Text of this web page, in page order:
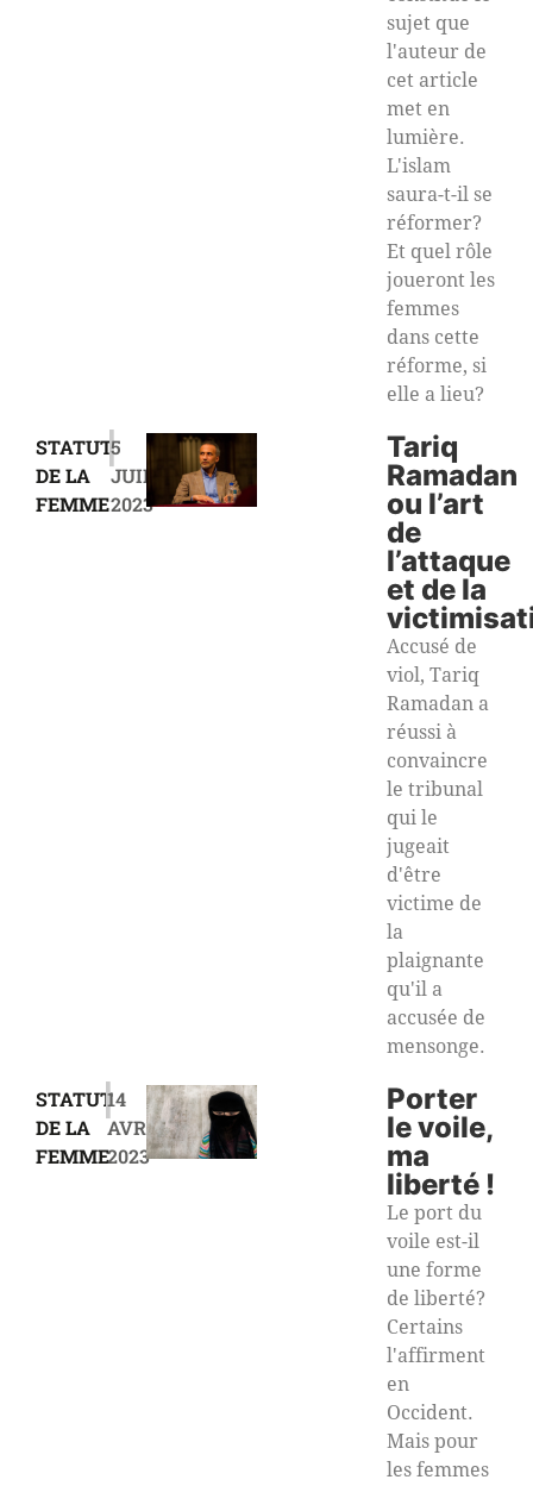
sujet que
l'auteur de
cet article
met en
lumière.
L'islam
saura-t-il se
réformer?
Et quel rôle
joueront les
femmes
dans cette
réforme, si
elle a lieu?
STATUT
DE LA
FEMME
|
5
JUIN
2023
Tariq
Ramadan
ou l’art
de
l’attaque
et de la
Accusé de
viol, Tariq
Ramadan a
réussi à
convaincre
le tribunal
qui le
jugeait
d'être
victime de
la
plaignante
qu'il a
accusée de
mensonge.
STATUT
DE LA
FEMME
|14
AVRIL
2023
Porter
le voile,
ma
liberté !
Le port du
voile est-il
une forme
de liberté?
Certains
l'affirment
en
Occident.
Mais pour
les femmes